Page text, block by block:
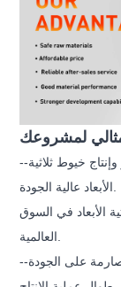
--مصنع مباشر احترافي حقيقي، يركز على تطوير وإنتاج خيوط ثلاثية
الأبعاد في السوق
--نقدم جودة عالية وخدمة مضمونة. نطبق رقابة صارمة على الجودة